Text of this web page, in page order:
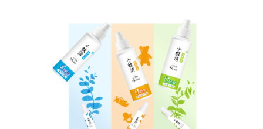
查詢即時股價與歷年股利資訊
人才招募
人，是花仙子企業最珍視的重要資產